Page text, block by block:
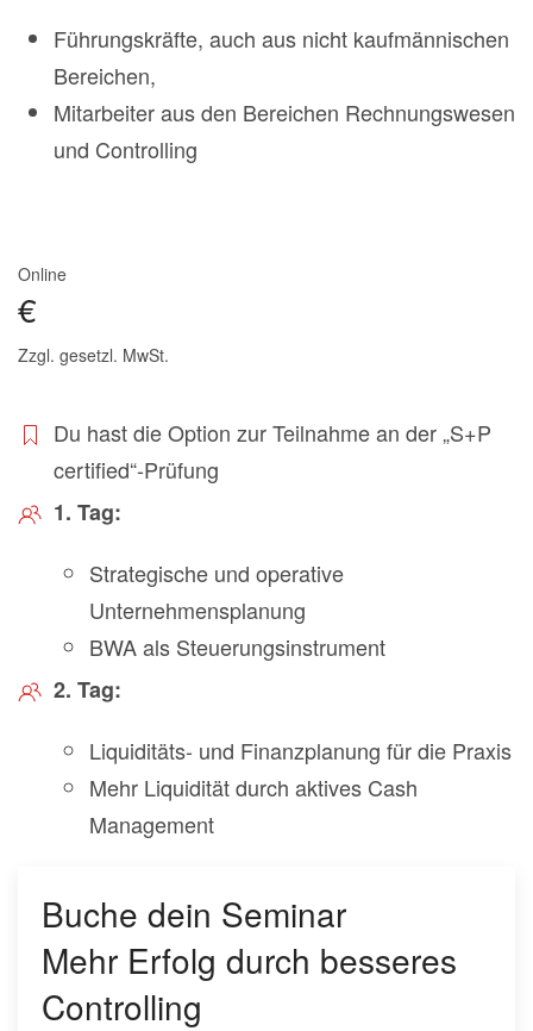
Führungskräfte, auch aus nicht kaufmännischen
Bereichen,
Mitarbeiter aus den Bereichen Rechnungswesen
und Controlling
Online
€
Zzgl. gesetzl. MwSt.
Du hast die Option zur Teilnahme an der „S+P
certified“-Prüfung
1. Tag:
Strategische und operative
Unternehmensplanung
BWA als Steuerungsinstrument
2. Tag:
Liquiditäts- und Finanzplanung für die Praxis
Mehr Liquidität durch aktives Cash
Management
Buche dein Seminar
Mehr Erfolg durch besseres
Controlling